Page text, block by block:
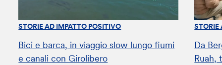
STORIE AD IMPATTO POSITIVO
Bici e barca, in viaggio slow lungo fiumi
e canali con Girolibero
STORIE
Da
Ruah,